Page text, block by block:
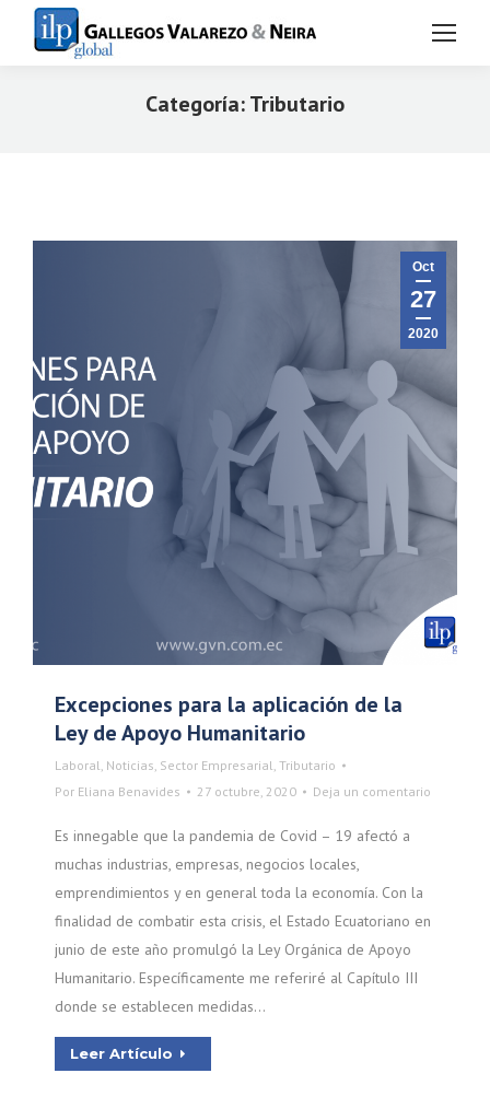
Categoría:Tributario
Oct
27
2020
Excepciones para la aplicación de la
Ley de Apoyo Humanitario
Laboral, Noticias, Sector Empresarial, Tributario
Por Eliana Benavides 27 octubre, 2020 Deja un comentario
Es innegable que la pandemia de Covid – 19 afectó a
muchas industrias, empresas, negocios locales,
emprendimientos y en general toda la economía. Con la
finalidad de combatir esta crisis, el Estado Ecuatoriano en
junio de este año promulgó la Ley Orgánica de Apoyo
Humanitario. Específicamente me referiré al Capítulo III
donde se establecen medidas…
Leer Artículo